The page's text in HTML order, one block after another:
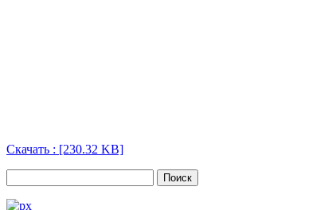
Скачать : [230.32 KB]